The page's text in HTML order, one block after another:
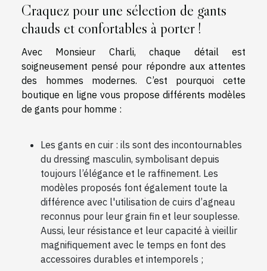
Craquez pour une sélection de gants
chauds et confortables à porter !
Avec Monsieur Charli, chaque détail est
soigneusement pensé pour répondre aux attentes
des hommes modernes. C’est pourquoi cette
boutique en ligne vous propose différents modèles
de gants pour homme :
Les gants en cuir : ils sont des incontournables
du dressing masculin, symbolisant depuis
toujours l’élégance et le raffinement. Les
modèles proposés font également toute la
différence avec l'utilisation de cuirs d’agneau
reconnus pour leur grain fin et leur souplesse.
Aussi, leur résistance et leur capacité à vieillir
magnifiquement avec le temps en font des
accessoires durables et intemporels ;